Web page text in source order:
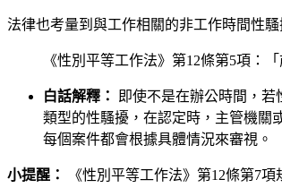
法律也考量到與工作相關的非工作時間性騷
《性別平等工作法》第12條第5項：
白話解釋：
即使不是在辦公時間，
類型的性騷擾，在認定時，主管機關
每個案件都會根據具體情況來審視。
小提醒： 《性別平等工作法》第12條第7